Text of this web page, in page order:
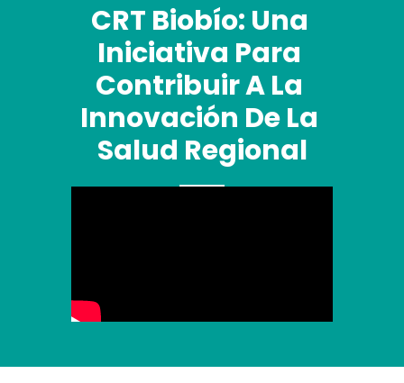
CRT Biobío: Una
Iniciativa Para
Contribuir A La
Innovación De La
Salud Regional